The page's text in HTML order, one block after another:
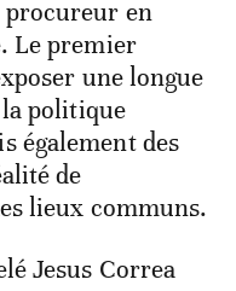
procureur en
Le premier
une longue
politique
également des
de
lieux communs.
Jesus Correa